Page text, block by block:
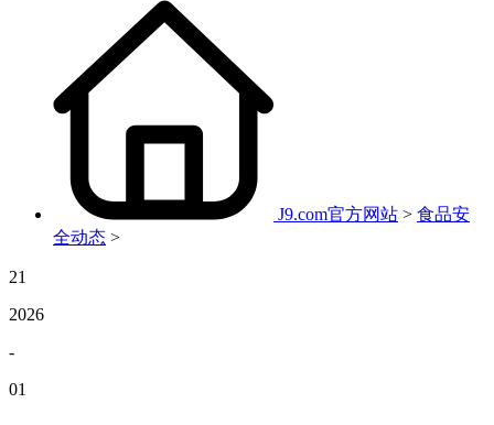
J9.com官方网站 > 食品安
全动态 >
21
2026
-
01